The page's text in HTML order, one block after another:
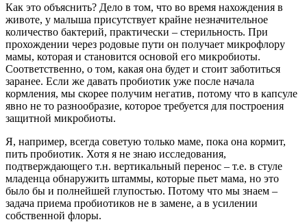
Как это объяснить? Дело в том, что во время нахождения в
животе, у малыша присутствует крайне незначительное
количество бактерий, практически – стерильность. При
прохождении через родовые пути он получает микрофлору
мамы, которая и становится основой его микробиоты.
Соответственно, о том, какая она будет и стоит заботиться
заранее. Если же давать пробиотик уже после начала
кормления, мы скорее получим негатив, потому что в капсуле
явно не то разнообразие, которое требуется для построения
защитной микробиоты.
Я, например, всегда советую только маме, пока она кормит,
пить пробиотик. Хотя я не знаю исследования,
подтверждающего т.н. вертикальный перенос – т.е. в стуле
младенца обнаружить штаммы, которые пьет мама, но это
было бы и полнейшей глупостью. Потому что мы знаем –
задача приема пробиотиков не в замене, а в усилении
собственной флоры.